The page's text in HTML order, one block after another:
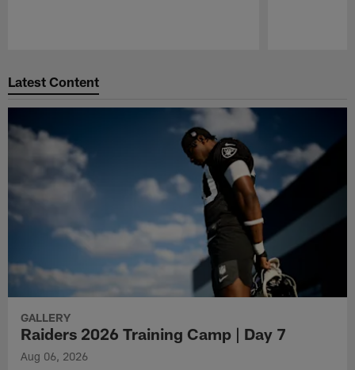
Latest Content
GALLERY
Raiders 2026 Training Camp | Day 7
Aug 06, 2026